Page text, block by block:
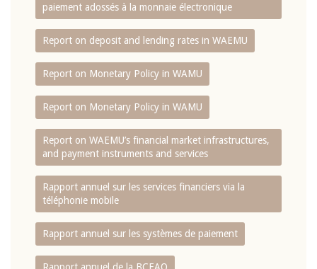
paiement adossés à la monnaie électronique
Report on deposit and lending rates in WAEMU
Report on Monetary Policy in WAMU
Report on Monetary Policy in WAMU
Report on WAEMU’s financial market infrastructures,
and payment instruments and services
Rapport annuel sur les services financiers via la
téléphonie mobile
Rapport annuel sur les systèmes de paiement